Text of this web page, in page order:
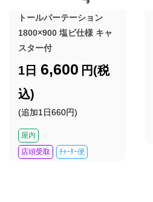
トールパーテーション
1800×900 塩ビ仕様 キャ
スター付
1日 6,600 円(税
込)
(追加1日660円)
屋内
店頭受取
ﾁｬｰﾀｰ便